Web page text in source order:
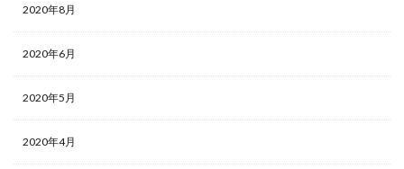
2020年8月
2020年6月
2020年5月
2020年4月